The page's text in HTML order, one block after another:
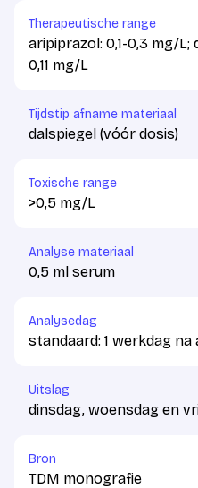
Therapeutische range
aripiprazol: 0,1-0,3 mg/
0,11 mg/L
Tijdstip afname materiaal
dalspiegel (vóór dosis)
Toxische range
>0,5 mg/L
Analyse materiaal
0,5 ml serum
Analysedag
standaard: 1 werkdag na
Uitslag
dinsdag, woensdag en
Bron
TDM monografie